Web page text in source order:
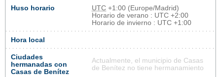
Huso horario UTC +1:00 (Europe/Madrid)
Horario de verano : UTC +2:00
Horario de invierno : UTC +1:00
Hora local
Ciudades
hermanadas con
Casas de Benítez
Actualmente, el municipio de Casas
de Benítez no tiene hermanamiento